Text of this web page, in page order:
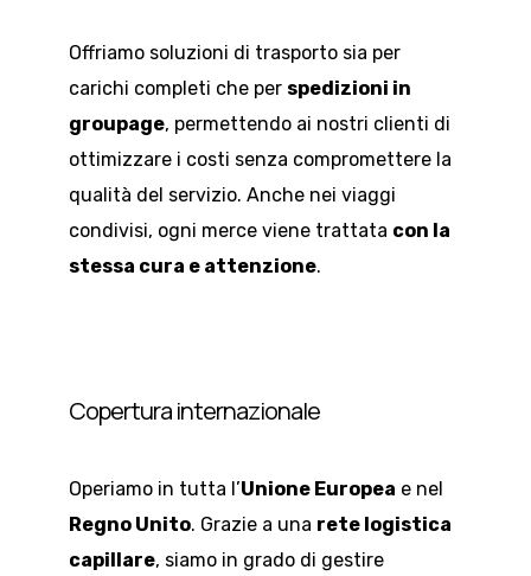
Offriamo soluzioni di trasporto sia per
carichi completi che per spedizioni in
groupage, permettendo ai nostri clienti di
ottimizzare i costi senza compromettere la
qualità del servizio. Anche nei viaggi
condivisi, ogni merce viene trattata con la
stessa cura e attenzione.
Copertura internazionale
Operiamo in tutta l’Unione Europea e nel
Regno Unito. Grazie a una rete logistica
capillare, siamo in grado di gestire